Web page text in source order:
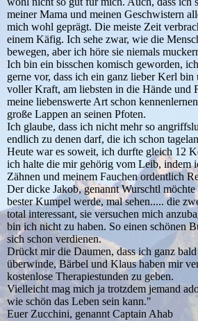
meiner Mama und meinen Geschwistern
mich wohl geprägt. Die meiste Zeit
einem Käfig. Ich sehe zwar, wie die
bewegen, aber ich höre sie niemals
Ich bin ein bisschen komisch geworden,
gerne vor, dass ich ein ganz lieber Kerl bin
voller Kraft, am liebsten in die Hände und
meine liebenswerte Art schon
große Lappen an seinen Pfoten.
Ich glaube, dass ich nicht mehr so
endlich zu denen darf, die ich schon
Heute war es soweit, ich durfte gleich 12
ich halte die mir gehörig vom Leib, indem
Zähnen und meinem Fauchen ordentlich
Der dicke Jakob, genannt Wurschtl
bester Kumpel werde, mal sehen..... die
total interessant, sie versuchen mich
bin ich nicht zu haben. So einen schönen
sich schon verdienen.
Drückt mir die Daumen, dass ich ganz
überwinde, Bärbel und Klaus haben mir
kostenlose Therapiestunden zu geben.
Vielleicht mag mich ja trotzdem jemand
wie schön das Leben sein kann."
Euer Zucchini, genannt Captain Ahab